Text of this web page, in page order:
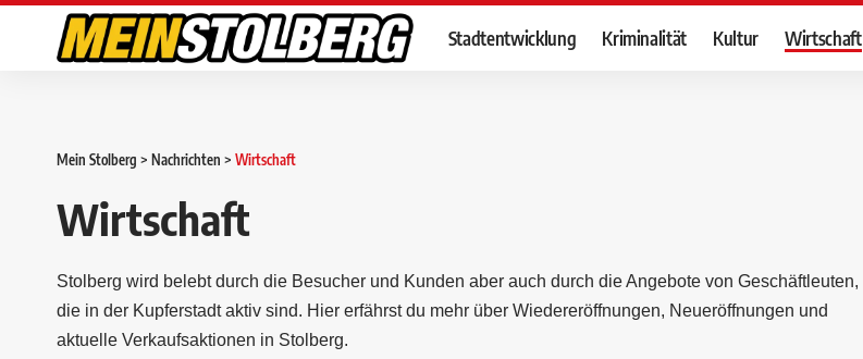
Stadtentwicklung Kriminalität Kultur Wirtschaft
Mein Stolberg > Nachrichten > Wirtschaft
Wirtschaft
Stolberg wird belebt durch die Besucher und Kunden aber auch durch die Angebote von Geschäftleuten,
die in der Kupferstadt aktiv sind. Hier erfährst du mehr über Wiedereröffnungen, Neueröffnungen und
aktuelle Verkaufsaktionen in Stolberg.